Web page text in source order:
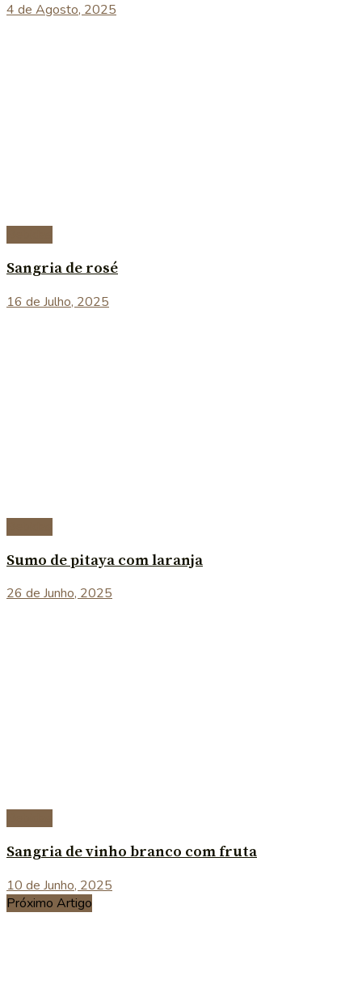
4 de Agosto, 2025
Sangria de rosé
16 de Julho, 2025
Sumo de pitaya com laranja
26 de Junho, 2025
Sangria de vinho branco com fruta
10 de Junho, 2025
Próximo Artigo